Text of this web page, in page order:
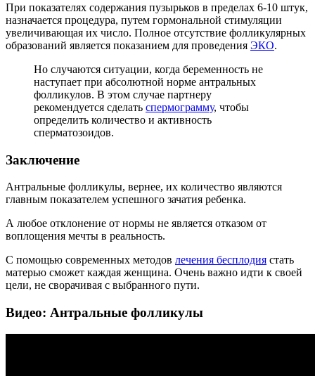
При показателях содержания пузырьков в пределах 6-10 штук,
назначается процедура, путем гормональной стимуляции
увеличивающая их число. Полное отсутствие фолликулярных
образований является показанием для проведения ЭКО.
Но случаются ситуации, когда беременность не
наступает при абсолютной норме антральных
фолликулов. В этом случае партнеру
рекомендуется сделать спермограмму, чтобы
определить количество и активность
сперматозоидов.
Заключение
Антральные фолликулы, вернее, их количество являются
главным показателем успешного зачатия ребенка.
А любое отклонение от нормы не является отказом от
воплощения мечты в реальность.
С помощью современных методов лечения бесплодия стать
матерью сможет каждая женщина. Очень важно идти к своей
цели, не сворачивая с выбранного пути.
Видео: Антральные фолликулы